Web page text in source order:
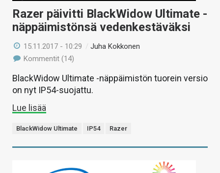
Razer päivitti BlackWidow Ultimate -
näppäimistönsä vedenkestäväksi
15.11.2017 - 10:29 /Juha Kokkonen
Kommentit (14)
BlackWidow Ultimate -näppäimistön tuorein versio
on nyt IP54-suojattu.
Lue lisää
BlackWidow Ultimate IP54 Razer